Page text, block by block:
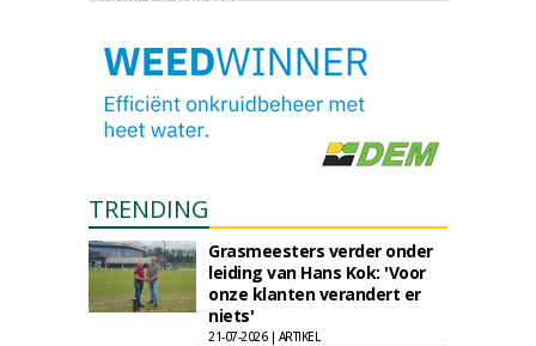
TRENDING
Grasmeesters verder onder
leiding van Hans Kok: 'Voor
onze klanten verandert er
niets'
21-07-2026 | ARTIKEL